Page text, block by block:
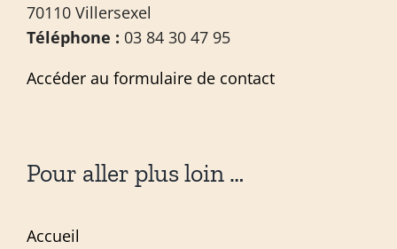
70110 Villersexel
Téléphone : 03 84 30 47 95
Accéder au formulaire de contact
Pour aller plus loin …
Accueil